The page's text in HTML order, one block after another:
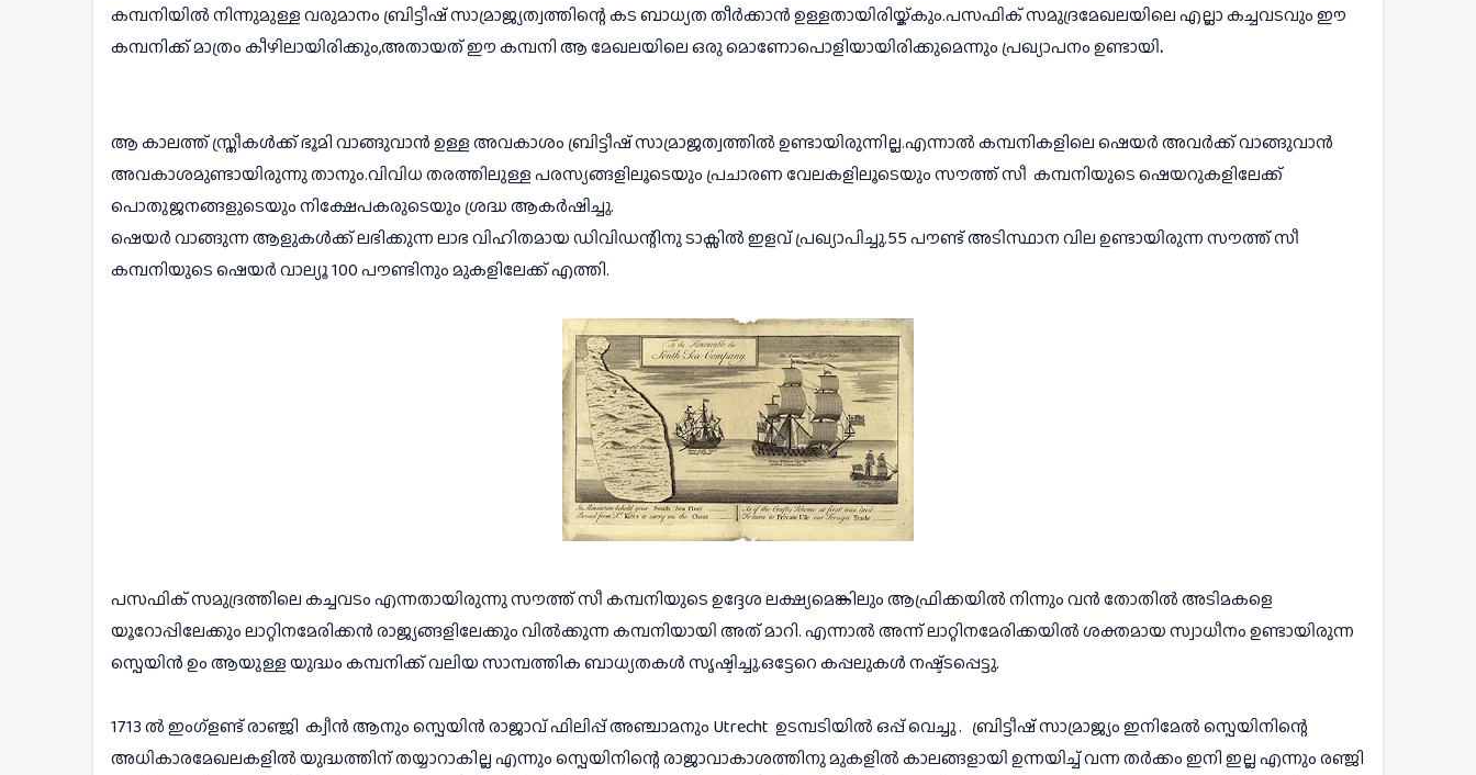
കമ്പനിയിൽ നിന്നുമുള്ള വരുമാനം ബ്രിട്ടീഷ് സാമ്രാജ്യത്വത്തിന്റെ കട ബാധ്യത തീർക്കാൻ ഉള്ളതായിരിയ്ക്കും.പസഫിക് സമുദ്രമേഖലയിലെ എല്ലാ കച്ചവടവും ഈ
കമ്പനിക്ക് മാത്രം കീഴിലായിരിക്കും,അതായത് ഈ കമ്പനി ആ മേഖലയിലെ ഒരു മൊണോപൊളിയായിരിക്കുമെന്നും പ്രഖ്യാപനം ഉണ്ടായി.
ആ കാലത്ത് സ്ത്രീകൾക്ക് ഭൂമി വാങ്ങുവാൻ ഉള്ള അവകാശം ബ്രിട്ടീഷ് സാമ്രാജത്വത്തിൽ ഉണ്ടായിരുന്നില്ല.എന്നാൽ കമ്പനികളിലെ ഷെയർ അവർക്ക് വാങ്ങുവാൻ
അവകാശമുണ്ടായിരുന്നു താനും.വിവിധ തരത്തിലുള്ള പരസ്യങ്ങളിലൂടെയും പ്രചാരണ വേലകളിലൂടെയും സൗത്ത് സീ  കമ്പനിയുടെ ഷെയറുകളിലേക്ക്
പൊതുജനങ്ങളുടെയും നിക്ഷേപകരുടെയും ശ്രദ്ധ ആകർഷിച്ചു.
ഷെയർ വാങ്ങുന്ന ആളുകൾക്ക് ലഭിക്കുന്ന ലാഭ വിഹിതമായ ഡിവിഡന്റിനു ടാക്സിൽ ഇളവ് പ്രഖ്യാപിച്ചു.55 പൗണ്ട് അടിസ്ഥാന വില ഉണ്ടായിരുന്ന സൗത്ത് സീ
കമ്പനിയുടെ ഷെയർ വാല്യൂ 100 പൗണ്ടിനും മുകളിലേക്ക് എത്തി.
പസഫിക് സമുദ്രത്തിലെ കച്ചവടം എന്നതായിരുന്നു സൗത്ത് സീ കമ്പനിയുടെ ഉദ്ദേശ ലക്ഷ്യമെങ്കിലും ആഫ്രിക്കയിൽ നിന്നും വൻ തോതിൽ അടിമകളെ
യൂറോപ്പിലേക്കും ലാറ്റിനമേരിക്കൻ രാജ്യങ്ങളിലേക്കും വിൽക്കുന്ന കമ്പനിയായി അത് മാറി. എന്നാൽ അന്ന് ലാറ്റിനമേരിക്കയിൽ ശക്തമായ സ്വാധീനം ഉണ്ടായിരുന്ന
സ്പെയിൻ ഉം ആയുള്ള യുദ്ധം കമ്പനിക്ക് വലിയ സാമ്പത്തിക ബാധ്യതകൾ സൃഷ്ടിച്ചു.ഒട്ടേറെ കപ്പലുകൾ നഷ്ട്ടപ്പെട്ടു.
1713 ൽ ഇംഗ്ളണ്ട് രാഞ്ജി  ക്വീൻ ആനും സ്പെയിൻ രാജാവ് ഫിലിപ്പ് അഞ്ചാമനും Utrecht  ഉടമ്പടിയിൽ ഒപ്പ് വെച്ചു . ബ്രിട്ടീഷ് സാമ്രാജ്യം ഇനിമേൽ സ്പെയിനിന്റെ
അധികാരമേഖലകളിൽ യുദ്ധത്തിന് തയ്യാറാകില്ല എന്നും സ്പെയിനിന്റെ രാജാവാകാശത്തിനു മുകളിൽ കാലങ്ങളായി ഉന്നയിച്ച് വന്ന തർക്കം ഇനി ഇല്ല എന്നും രഞ്ജി